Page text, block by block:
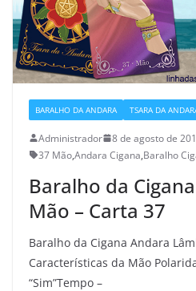
BARALHO DA ANDARA TSARA DA
Administrador
8 de agosto de
37 Mão,Andara Cigana,Baralho
Baralho da
Mão – Carta 37
Baralho da Cigana Andara
Características da Mão
“Sim”Tempo –